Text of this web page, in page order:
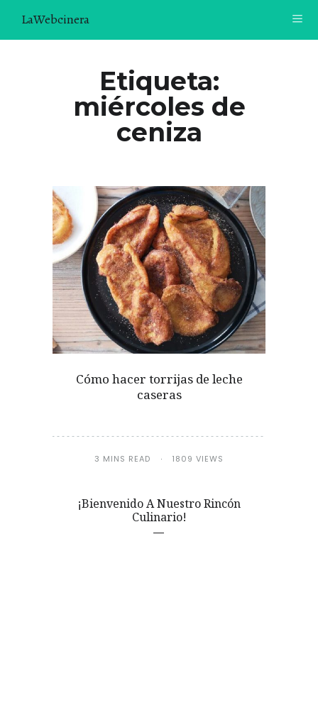
LaWebcinera
VIDEORECETAS
¿TE GUSTARÍA UNIRTE A NUESTRA AVENTURA GASTRON
ÓMICA?
ÚNETE A LA NEWSLETTER
RECOMENDACIONES
Etiqueta:
miércoles de
ceniza
Cómo hacer torrijas de leche
caseras
3 MINS READ 1809 VIEWS
¡Bienvenido A Nuestro Rincón
Culinario!